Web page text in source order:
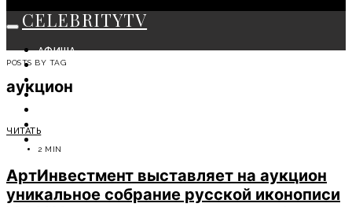
CELEBRITYTV
АФИША
СОБЫТИЯ
КРАСОТА
МОДА
POSTS BY TAG
аукцион
ЧИТАТЬ
2 MIN
АртИнвестмент выставляет на аукцион
уникальное собрание русской иконописи